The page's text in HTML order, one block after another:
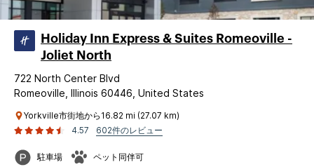
Holiday Inn Express & Suites Romeoville -
Joliet North
722 North Center Blvd
Romeoville, Illinois 60446, United States
Yorkville市街地から16.82 mi (27.07 km)
4.57
602件のレビュー
駐車場 ペット同伴可